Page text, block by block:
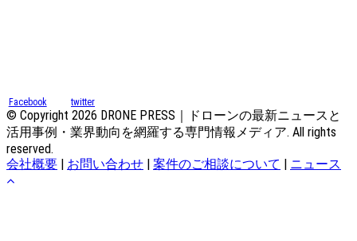
Facebook twitter
© Copyright 2026 DRONE PRESS｜ドローンの最新ニュースと
活用事例・業界動向を網羅する専門情報メディア. All rights
reserved.
会社概要 | お問い合わせ | 案件のご相談について | ニュース